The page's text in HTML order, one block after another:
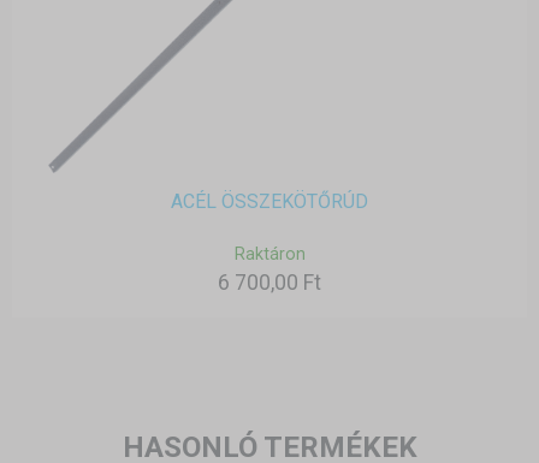
ACÉL ÖSSZEKÖTŐRÚD
Raktáron
6 700,00 Ft
HASONLÓ TERMÉKEK